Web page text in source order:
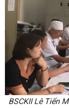
BSCKII Lê Tiến